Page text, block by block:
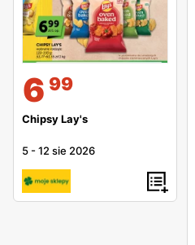
6 99
Chipsy Lay's
5 -12 sie 2026